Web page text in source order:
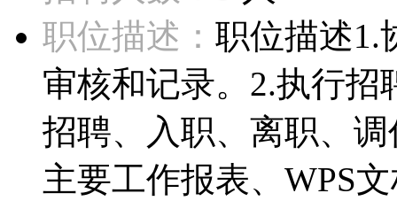
职位描述： 职位描述1.
审核和记录。2.执行
招聘、入职、离职、
主要工作报表、WPS